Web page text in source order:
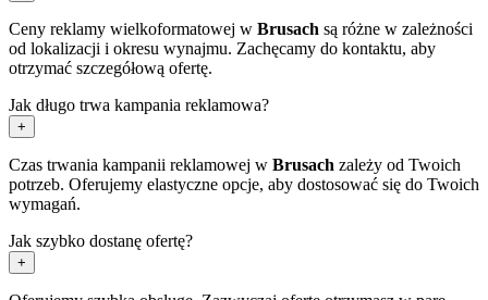
Ceny reklamy wielkoformatowej w Brusach są różne w zależności
od lokalizacji i okresu wynajmu. Zachęcamy do kontaktu, aby
otrzymać szczegółową ofertę.
Jak długo trwa kampania reklamowa?
+
Czas trwania kampanii reklamowej w Brusach zależy od Twoich
potrzeb. Oferujemy elastyczne opcje, aby dostosować się do Twoich
wymagań.
Jak szybko dostanę ofertę?
+